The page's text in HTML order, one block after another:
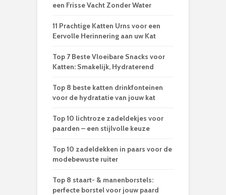
een Frisse Vacht Zonder Water
11 Prachtige Katten Urns voor een
Eervolle Herinnering aan uw Kat
Top 7 Beste Vloeibare Snacks voor
Katten: Smakelijk, Hydraterend
Top 8 beste katten drinkfonteinen
voor de hydratatie van jouw kat
Top 10 lichtroze zadeldekjes voor
paarden – een stijlvolle keuze
Top 10 zadeldekken in paars voor de
modebewuste ruiter
Top 8 staart- & manenborstels:
perfecte borstel voor jouw paard